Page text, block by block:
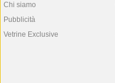
Chi siamo
Pubblicità
Vetrine Exclusive